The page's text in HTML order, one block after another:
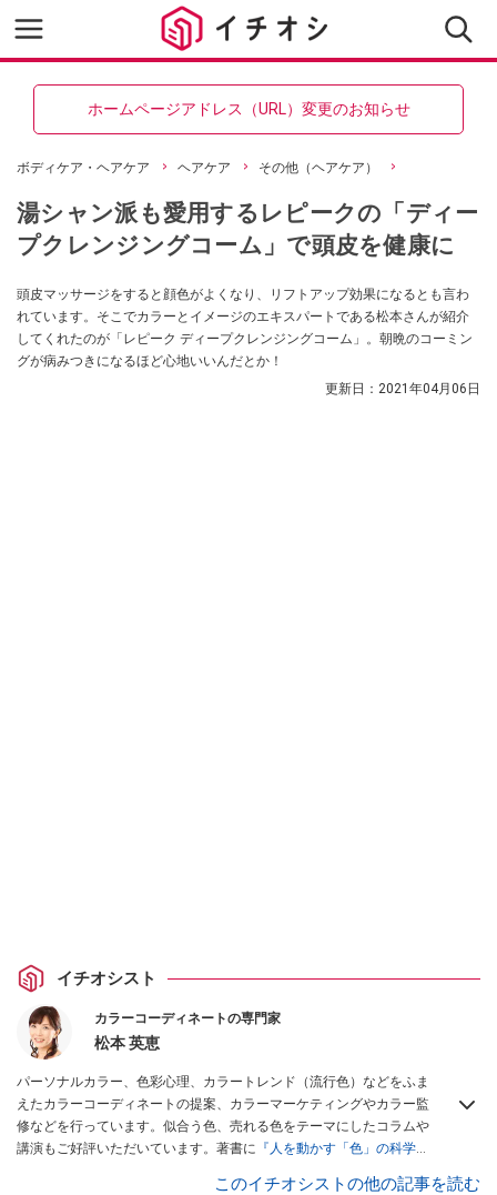
ホームページアドレス（URL）変更のお知らせ
ボディケア・ヘアケア ヘアケア その他（ヘアケア）
湯シャン派も愛用するレピークの「ディー
プクレンジングコーム」で頭皮を健康に
頭皮マッサージをすると顔色がよくなり、リフトアップ効果になるとも言わ
れています。そこでカラーとイメージのエキスパートである松本さんが紹介
してくれたのが「レピーク ディープクレンジングコーム」。朝晩のコーミン
グが病みつきになるほど心地いいんだとか！
更新日： 2021年04月06日
イチオシスト
カラーコーディネートの専門家
松本 英恵
パーソナルカラー、色彩心理、カラートレンド（流行色）などをふま
えたカラーコーディネートの提案、カラーマーケティングやカラー監
修などを行っています。似合う色、売れる色をテーマにしたコラムや
講演もご好評いただいています。著書に 『人を動かす「色」の科学』
このイチオシストの他の記事を読む